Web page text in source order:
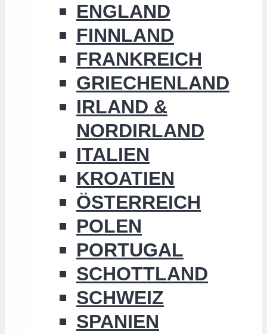
ENGLAND
FINNLAND
FRANKREICH
GRIECHENLAND
IRLAND &
NORDIRLAND
ITALIEN
KROATIEN
ÖSTERREICH
POLEN
PORTUGAL
SCHOTTLAND
SCHWEIZ
SPANIEN